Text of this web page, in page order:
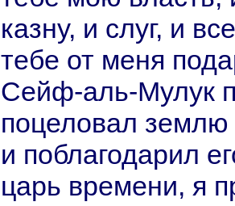
казну, и слуг, и
тебе от меня
Сейф-аль-Мулук
поцеловал
и поблагодарил
царь времени, я